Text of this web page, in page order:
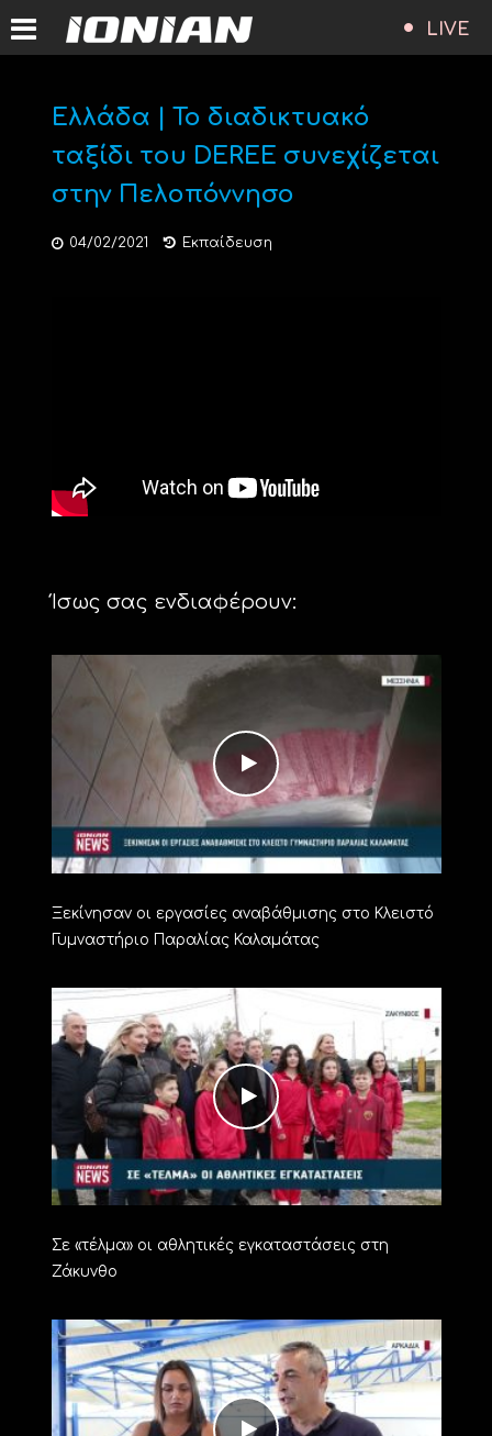
LIVE
Ελλάδα | Το διαδικτυακό
ταξίδι του DEREE συνεχίζεται
στην Πελοπόννησο
04/02/2021 Εκπαίδευση
Ίσως σας ενδιαφέρουν:
Ξεκίνησαν οι εργασίες αναβάθμισης στο Κλειστό
Γυμναστήριο Παραλίας Καλαμάτας
Σε «τέλμα» οι αθλητικές εγκαταστάσεις στη
Ζάκυνθο